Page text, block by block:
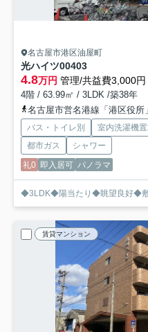
名古屋市港区油屋町
光ハイツ00403
4.8万円 管理/共益費3,000円
4階 / 63.99㎡ / 3LDK /築38年
名古屋市営名港線「港区役所
バス・トイレ別 室内洗濯機
都市ガス
シャワー
礼0 即入居可 パノラマ
◆3LDK◆陽当たり◆眺望良好◆
賃貸マンション